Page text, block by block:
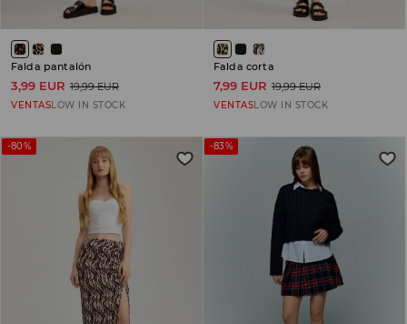
Falda pantalón
3,99 EUR 19,99 EUR
VENTASLOW IN STOCK
Falda corta
7,99 EUR 19,99 EUR
VENTASLOW IN STOCK
-80% -83%